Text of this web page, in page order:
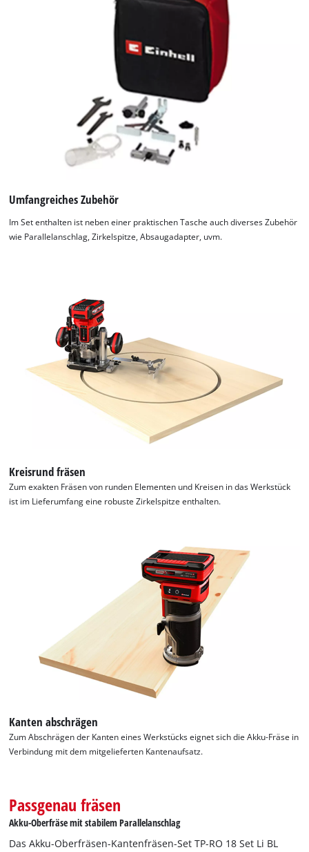
Umfangreiches Zubehör
Im Set enthalten ist neben einer praktischen Tasche auch diverses Zubehör
wie Parallelanschlag, Zirkelspitze, Absaugadapter, uvm.
Kreisrund fräsen
Zum exakten Fräsen von runden Elementen und Kreisen in das Werkstück
ist im Lieferumfang eine robuste Zirkelspitze enthalten.
Kanten abschrägen
Zum Abschrägen der Kanten eines Werkstücks eignet sich die Akku-Fräse in
Verbindung mit dem mitgelieferten Kantenaufsatz.
Passgenau fräsen
Akku-Oberfräse mit stabilem Parallelanschlag
Das Akku-Oberfräsen-Kantenfräsen-Set TP-RO 18 Set Li BL